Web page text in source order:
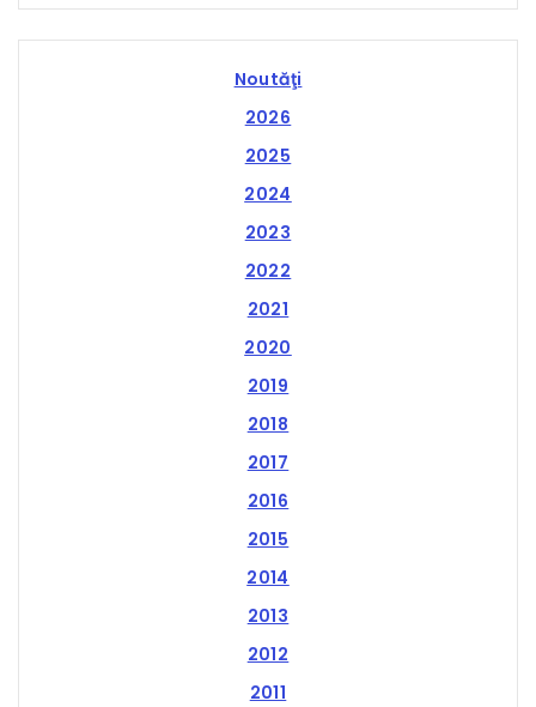
2011
2012
2013
2014
2015
2016
2017
2018
2019
2020
2021
2022
2023
2024
2025
2026
Noutăţi